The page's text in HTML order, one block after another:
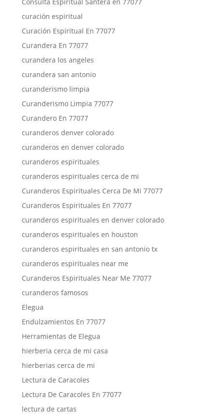
curación espiritual
Curación Espiritual En 77077
Curandera En 77077
curandera los angeles
curandera san antonio
curanderismo limpia
Curanderismo Limpia 77077
Curandero En 77077
curanderos denver colorado
curanderos en denver colorado
curanderos espirituales
curanderos espirituales cerca de mi
Curanderos Espirituales Cerca De Mi 77077
Curanderos Espirituales En 77077
curanderos espirituales en denver colorado
curanderos espirituales en houston
curanderos espirituales en san antonio tx
curanderos espirituales near me
Curanderos Espirituales Near Me 77077
curanderos famosos
Elegua
Endulzamientos En 77077
Herramientas de Elegua
hierberia cerca de mi casa
hierberias cerca de mi
Lectura de Caracoles
Lectura De Caracoles En 77077
lectura de cartas